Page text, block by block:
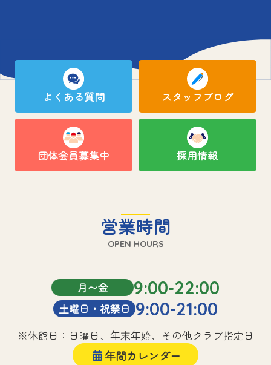
よくある質問 スタッフブログ
団体会員募集中 採用情報
営業時間
OPEN HOURS
月〜金 9:00-22:00
土曜日・祝祭日 9:00-21:00
※休館日：日曜日、年末年始、その他クラブ指定日
年間カレンダー